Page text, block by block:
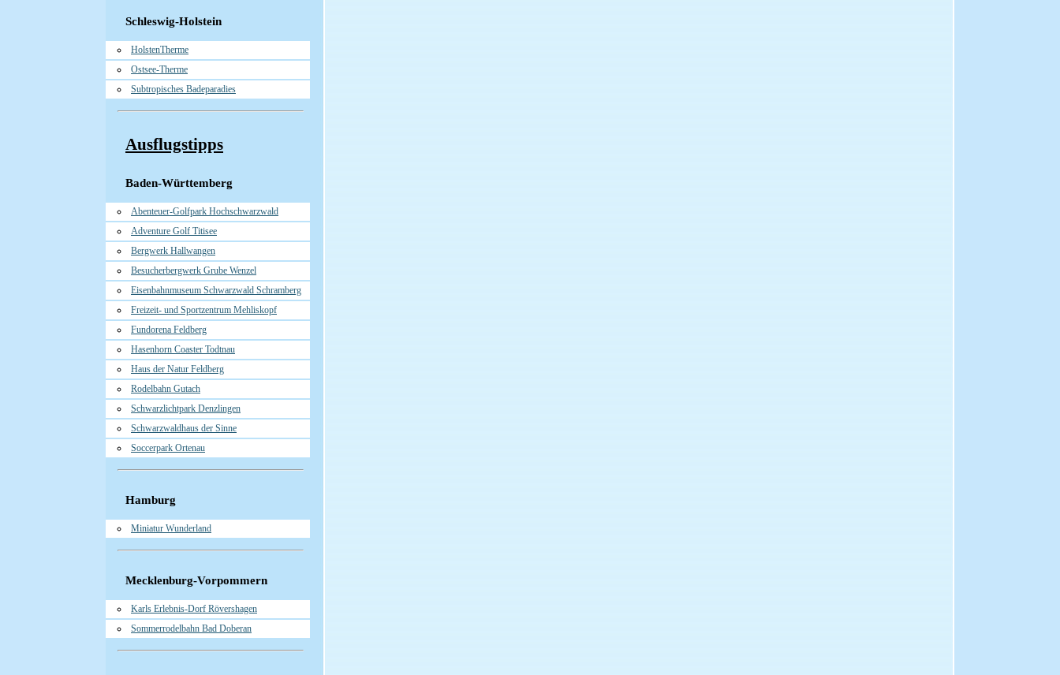
Schleswig-Holstein
HolstenTherme
Ostsee-Therme
Subtropisches Badeparadies
Ausflugstipps
Baden-Württemberg
Abenteuer-Golfpark Hochschwarzwald
Adventure Golf Titisee
Bergwerk Hallwangen
Besucherbergwerk Grube Wenzel
Eisenbahnmuseum Schwarzwald Schramberg
Freizeit- und Sportzentrum Mehliskopf
Fundorena Feldberg
Hasenhorn Coaster Todtnau
Haus der Natur Feldberg
Rodelbahn Gutach
Schwarzlichtpark Denzlingen
Schwarzwaldhaus der Sinne
Soccerpark Ortenau
Hamburg
Miniatur Wunderland
Mecklenburg-Vorpommern
Karls Erlebnis-Dorf Rövershagen
Sommerrodelbahn Bad Doberan